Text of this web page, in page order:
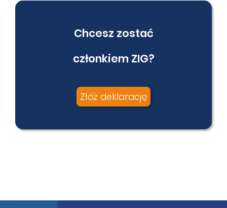
Chcesz zostać
członkiem ZIG?
Złóż deklarację